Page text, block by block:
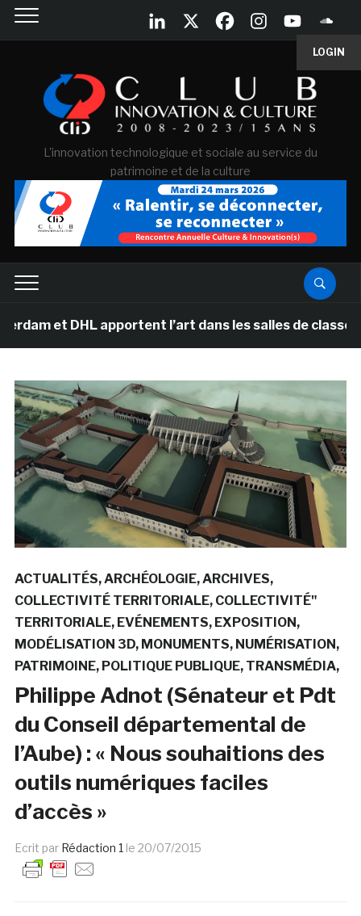
LOGIN
L'innovation technologique et sociale au service du
patrimoine et de la culture
DHL apportent l’art dans les salles de classe des
ACTUALITÉS ARCHÉOLOGIE ARCHIVES
COLLECTIVITÉ TERRITORIALE COLLECTIVITÉ"
TERRITORIALE EVÉNEMENTS EXPOSITION
MODÉLISATION 3D MONUMENTS NUMÉRISATION
PATRIMOINE POLITIQUE PUBLIQUE TRANSMÉDIA
Philippe Adnot (Sénateur et Pdt
du Conseil départemental de
l’Aube) : « Nous souhaitions des
outils numériques faciles
d’accès »
Ecrit par Rédaction 1 le 20/07/2015